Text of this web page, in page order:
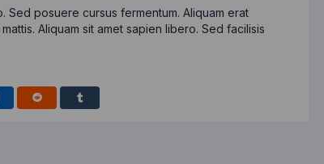
Sed posuere cursus fermentum. Aliquam erat
Aliquam sit amet sapien libero. Sed facilisis